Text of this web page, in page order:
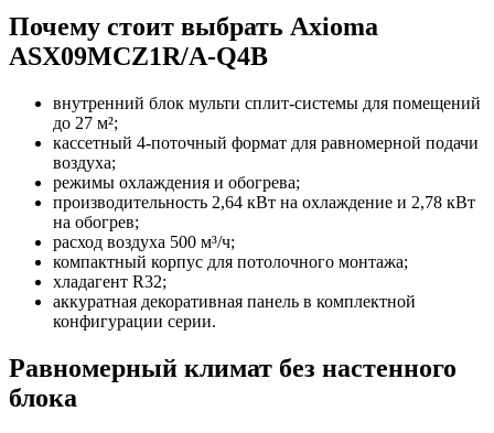
Почему стоит выбрать Axioma
ASX09MCZ1R/A-Q4B
внутренний блок мульти сплит-системы для помещений
до 27 м²;
кассетный 4-поточный формат для равномерной подачи
воздуха;
режимы охлаждения и обогрева;
производительность 2,64 кВт на охлаждение и 2,78 кВт
на обогрев;
расход воздуха 500 м³/ч;
компактный корпус для потолочного монтажа;
хладагент R32;
аккуратная декоративная панель в комплектной
конфигурации серии.
Равномерный климат без настенного
блока